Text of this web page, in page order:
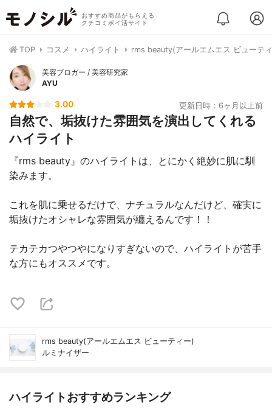
おすすめ商品がもらえる
クチコミポイ活サイト
TOP コスメ ハイライト rms beauty(アールエムエス ビューテ
美容ブロガー / 美容研究家
AYU
3.00 更新日時：6ヶ月以上前
自然で、垢抜けた雰囲気を演出してくれる
ハイライト
『rms beauty』のハイライトは、とにかく絶妙に肌に馴
染みます。
これを肌に乗せるだけで、ナチュラルなんだけど、確実に
垢抜けたオシャレな雰囲気が纏えるんです！！
テカテカつやつやになりすぎないので、ハイライトが苦手
な方にもオススメです。
rms beauty(アールエムエス ビューティー)
ルミナイザー
ハイライトおすすめランキング